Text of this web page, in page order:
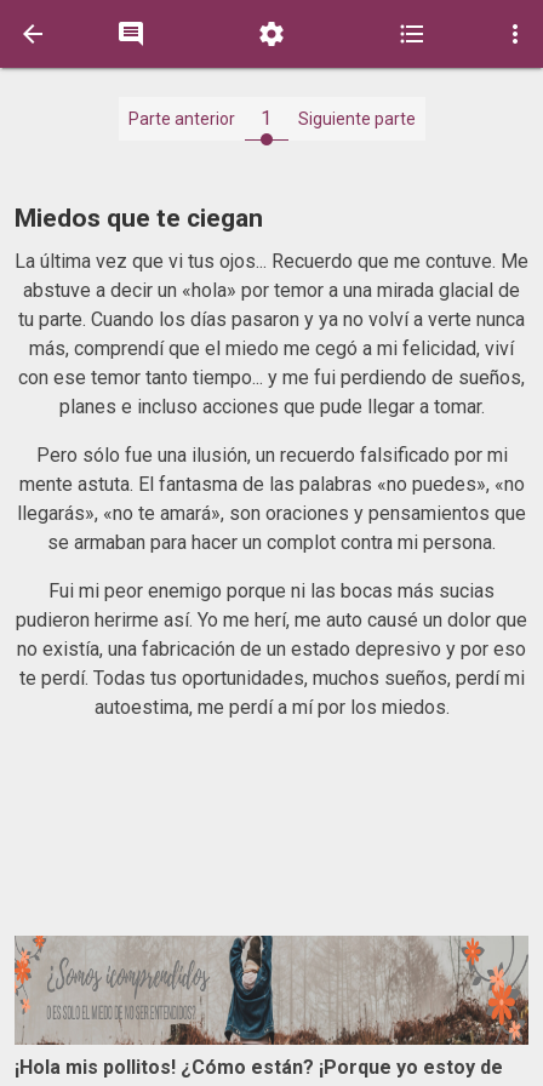
    
Parte anterior 1 Siguiente parte
Miedos que te ciegan
La última vez que vi tus ojos... Recuerdo que me contuve. Me
abstuve a decir un «hola» por temor a una mirada glacial de
tu parte. Cuando los días pasaron y ya no volví a verte nunca
más, comprendí que el miedo me cegó a mi felicidad, viví
con ese temor tanto tiempo... y me fui perdiendo de sueños,
planes e incluso acciones que pude llegar a tomar.
Pero sólo fue una ilusión, un recuerdo falsificado por mi
mente astuta. El fantasma de las palabras «no puedes», «no
llegarás», «no te amará», son oraciones y pensamientos que
se armaban para hacer un complot contra mi persona.
Fui mi peor enemigo porque ni las bocas más sucias
pudieron herirme así. Yo me herí, me auto causé un dolor que
no existía, una fabricación de un estado depresivo y por eso
te perdí. Todas tus oportunidades, muchos sueños, perdí mi
autoestima, me perdí a mí por los miedos.
¡Hola mis pollitos! ¿Cómo están? ¡Porque yo estoy de